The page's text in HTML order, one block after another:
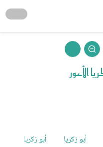
أبو زكريا أبو زكريا